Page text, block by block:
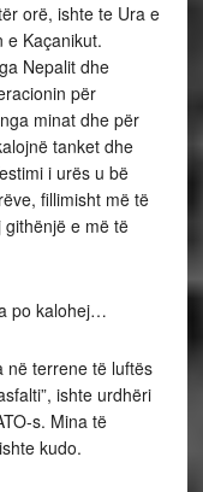
orë, ishte te Ura e
e Kaçanikut.
Nepalit dhe
për
minat dhe për
tanket dhe
i urës u bë
fillimisht më të
e më të
po kalohej…
në terrene të luftës
ishte urdhëri
s. Mina të
kudo.